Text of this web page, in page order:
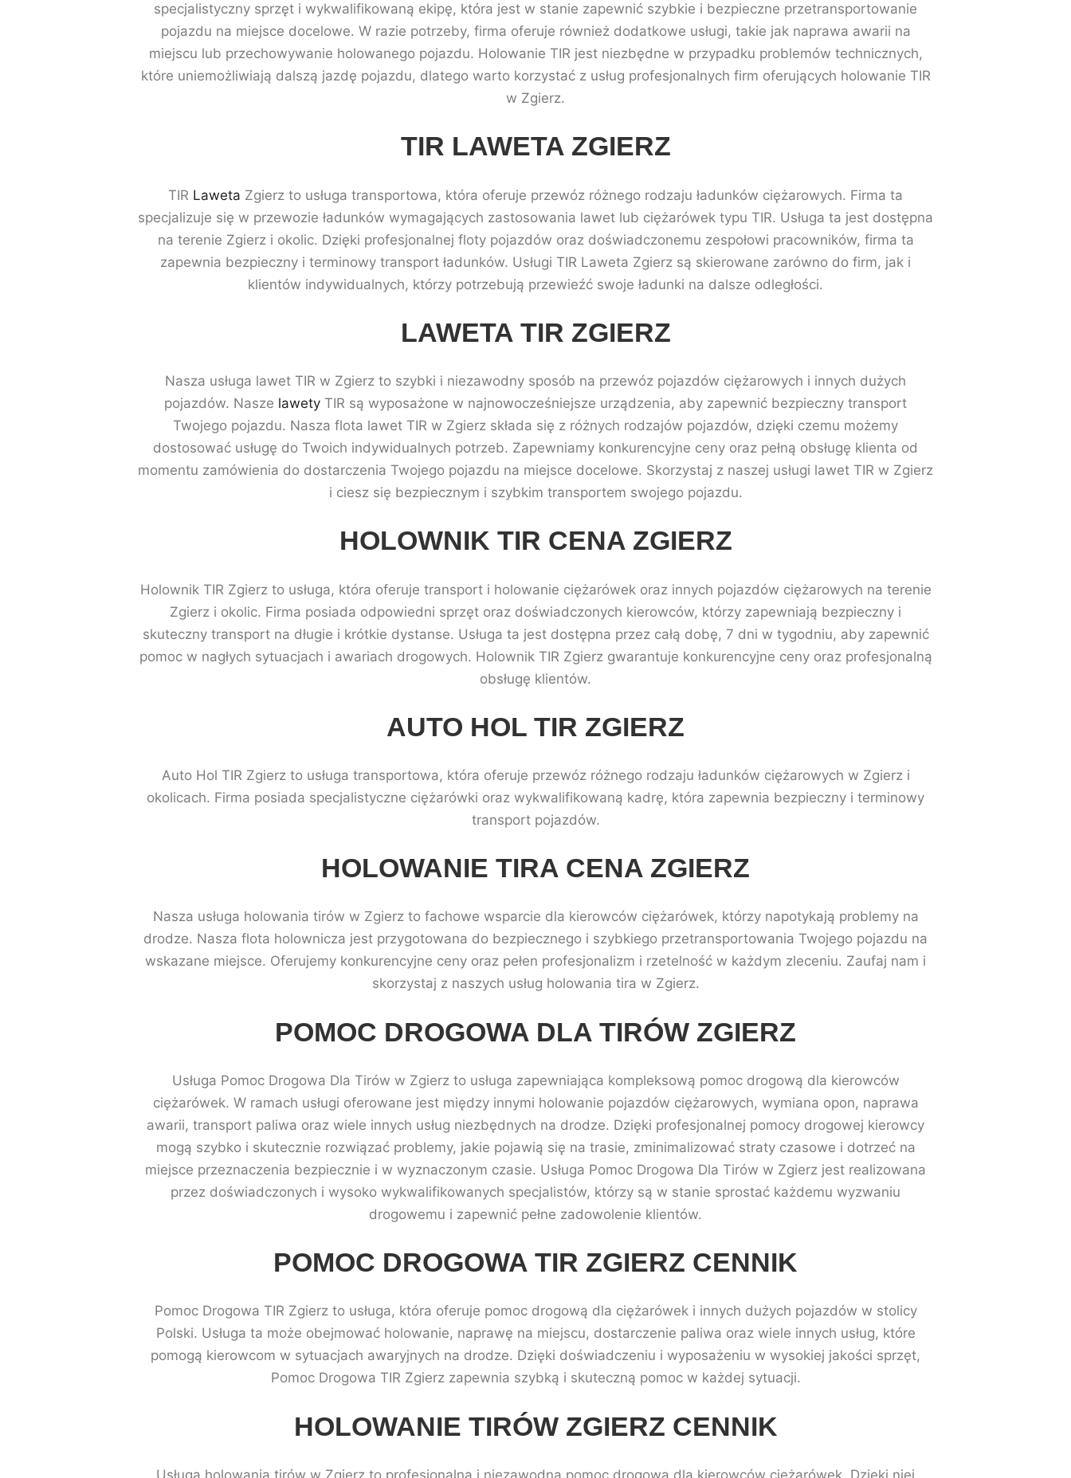
specjalistyczny sprzęt i wykwalifikowaną ekipę, która jest w stanie zapewnić szybkie i bezpieczne przetransportowanie
pojazdu na miejsce docelowe. W razie potrzeby, firma oferuje również dodatkowe usługi, takie jak naprawa awarii na
miejscu lub przechowywanie holowanego pojazdu. Holowanie TIR jest niezbędne w przypadku problemów technicznych,
które uniemożliwiają dalszą jazdę pojazdu, dlatego warto korzystać z usług profesjonalnych firm oferujących holowanie TIR
w Zgierz.
TIR LAWETA ZGIERZ
TIR Laweta Zgierz to usługa transportowa, która oferuje przewóz różnego rodzaju ładunków ciężarowych. Firma ta
specjalizuje się w przewozie ładunków wymagających zastosowania lawet lub ciężarówek typu TIR. Usługa ta jest dostępna
na terenie Zgierz i okolic. Dzięki profesjonalnej floty pojazdów oraz doświadczonemu zespołowi pracowników, firma ta
zapewnia bezpieczny i terminowy transport ładunków. Usługi TIR Laweta Zgierz są skierowane zarówno do firm, jak i
klientów indywidualnych, którzy potrzebują przewieźć swoje ładunki na dalsze odległości.
LAWETA TIR ZGIERZ
Nasza usługa lawet TIR w Zgierz to szybki i niezawodny sposób na przewóz pojazdów ciężarowych i innych dużych
pojazdów. Nasze lawety TIR są wyposażone w najnowocześniejsze urządzenia, aby zapewnić bezpieczny transport
Twojego pojazdu. Nasza flota lawet TIR w Zgierz składa się z różnych rodzajów pojazdów, dzięki czemu możemy
dostosować usługę do Twoich indywidualnych potrzeb. Zapewniamy konkurencyjne ceny oraz pełną obsługę klienta od
momentu zamówienia do dostarczenia Twojego pojazdu na miejsce docelowe. Skorzystaj z naszej usługi lawet TIR w Zgierz
i ciesz się bezpiecznym i szybkim transportem swojego pojazdu.
HOLOWNIK TIR CENA ZGIERZ
Holownik TIR Zgierz to usługa, która oferuje transport i holowanie ciężarówek oraz innych pojazdów ciężarowych na terenie
Zgierz i okolic. Firma posiada odpowiedni sprzęt oraz doświadczonych kierowców, którzy zapewniają bezpieczny i
skuteczny transport na długie i krótkie dystanse. Usługa ta jest dostępna przez całą dobę, 7 dni w tygodniu, aby zapewnić
pomoc w nagłych sytuacjach i awariach drogowych. Holownik TIR Zgierz gwarantuje konkurencyjne ceny oraz profesjonalną
obsługę klientów.
AUTO HOL TIR ZGIERZ
Auto Hol TIR Zgierz to usługa transportowa, która oferuje przewóz różnego rodzaju ładunków ciężarowych w Zgierz i
okolicach. Firma posiada specjalistyczne ciężarówki oraz wykwalifikowaną kadrę, która zapewnia bezpieczny i terminowy
transport pojazdów.
HOLOWANIE TIRA CENA ZGIERZ
Nasza usługa holowania tirów w Zgierz to fachowe wsparcie dla kierowców ciężarówek, którzy napotykają problemy na
drodze. Nasza flota holownicza jest przygotowana do bezpiecznego i szybkiego przetransportowania Twojego pojazdu na
wskazane miejsce. Oferujemy konkurencyjne ceny oraz pełen profesjonalizm i rzetelność w każdym zleceniu. Zaufaj nam i
skorzystaj z naszych usług holowania tira w Zgierz.
POMOC DROGOWA DLA TIRÓW ZGIERZ
Usługa Pomoc Drogowa Dla Tirów w Zgierz to usługa zapewniająca kompleksową pomoc drogową dla kierowców
ciężarówek. W ramach usługi oferowane jest między innymi holowanie pojazdów ciężarowych, wymiana opon, naprawa
awarii, transport paliwa oraz wiele innych usług niezbędnych na drodze. Dzięki profesjonalnej pomocy drogowej kierowcy
mogą szybko i skutecznie rozwiązać problemy, jakie pojawią się na trasie, zminimalizować straty czasowe i dotrzeć na
miejsce przeznaczenia bezpiecznie i w wyznaczonym czasie. Usługa Pomoc Drogowa Dla Tirów w Zgierz jest realizowana
przez doświadczonych i wysoko wykwalifikowanych specjalistów, którzy są w stanie sprostać każdemu wyzwaniu
drogowemu i zapewnić pełne zadowolenie klientów.
POMOC DROGOWA TIR ZGIERZ CENNIK
Pomoc Drogowa TIR Zgierz to usługa, która oferuje pomoc drogową dla ciężarówek i innych dużych pojazdów w stolicy
Polski. Usługa ta może obejmować holowanie, naprawę na miejscu, dostarczenie paliwa oraz wiele innych usług, które
pomogą kierowcom w sytuacjach awaryjnych na drodze. Dzięki doświadczeniu i wyposażeniu w wysokiej jakości sprzęt,
Pomoc Drogowa TIR Zgierz zapewnia szybką i skuteczną pomoc w każdej sytuacji.
HOLOWANIE TIRÓW ZGIERZ CENNIK
Usługa holowania tirów w Zgierz to profesjonalna i niezawodna pomoc drogowa dla kierowców ciężarówek. Dzięki niej